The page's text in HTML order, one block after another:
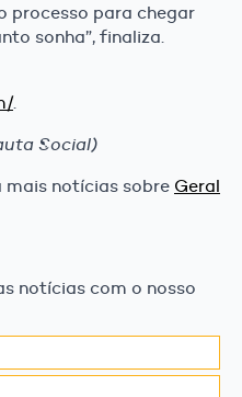
processo para chegar
sonha”, finaliza.
.
Social)
mais notícias sobre Geral
notícias com o nosso